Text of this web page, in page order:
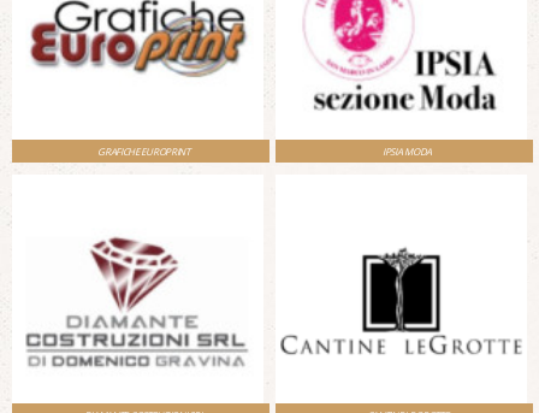
GRAFICHE EUROPRINT IPSIA MODA